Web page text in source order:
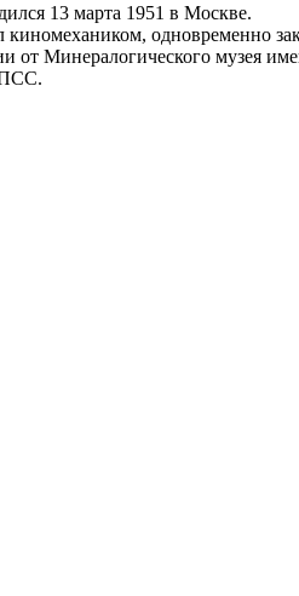
13 марта 1951 в Москве.
одновременно
от Минералогического музея